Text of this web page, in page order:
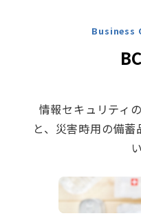
Business
情報セキュリティ
と、災害時用の備